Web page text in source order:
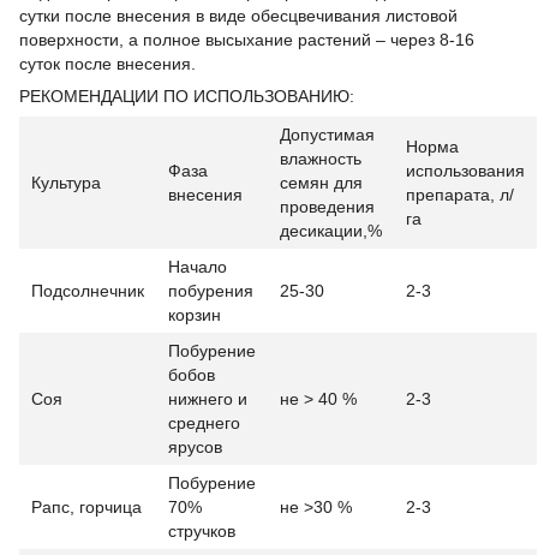
сутки после внесения в виде обесцвечивания листовой
поверхности, а полное высыхание растений – через 8-16
суток после внесения.
РЕКОМЕНДАЦИИ ПО ИСПОЛЬЗОВАНИЮ:
Культура
Фаза
внесения
Допустимая
влажность
семян для
проведения
десикации,%
Норма
использования
препарата, л/
га
Подсолнечник
Начало
побурения
корзин
25-30 2-3
Соя
Побурение
бобов
нижнего и
среднего
ярусов
не ˃ 40 % 2-3
Рапс, горчица
Побурение
70%
стручков
не ˃30 % 2-3